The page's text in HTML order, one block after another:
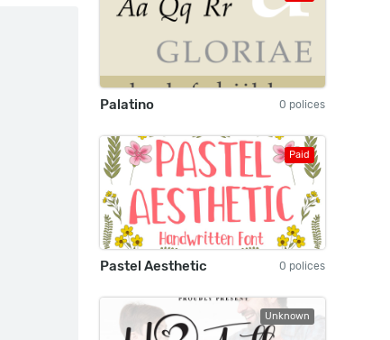
Palatino 0 polices
Paid
Pastel Aesthetic 0 polices
Unknown